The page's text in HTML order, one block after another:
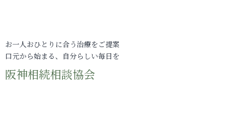
お一人おひとりに合う治療をご提案
口元から始まる、自分らしい毎日を
阪神相続相談協会